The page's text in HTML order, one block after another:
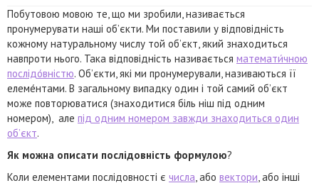
Побутовою мовою те, що ми зробили, називається
пронумерувати наші об’єкти. Ми поставили у відповідність
кожному натуральному числу той об’єкт, який знаходиться
навпроти нього. Така відповідність називається математи́чною
послідо́вністю. Об’єкти, які ми пронумерували, називаються її
елеме́нтами. В загальному випадку один і той самий об’єкт
може повторюватися (знаходитися біль ніш під одним
номером), але під одним номером завжди знаходиться один
об’єкт.
Як можна описати послідовність формулою?
Коли елементами послідовності є числа, або вектори, або інші